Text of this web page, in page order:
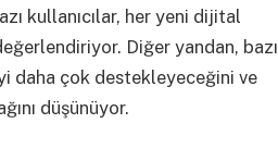
kullanıcılar, her yeni dijital
Diğer yandan, bazı
daha çok destekleyeceğini ve
düşünüyor.